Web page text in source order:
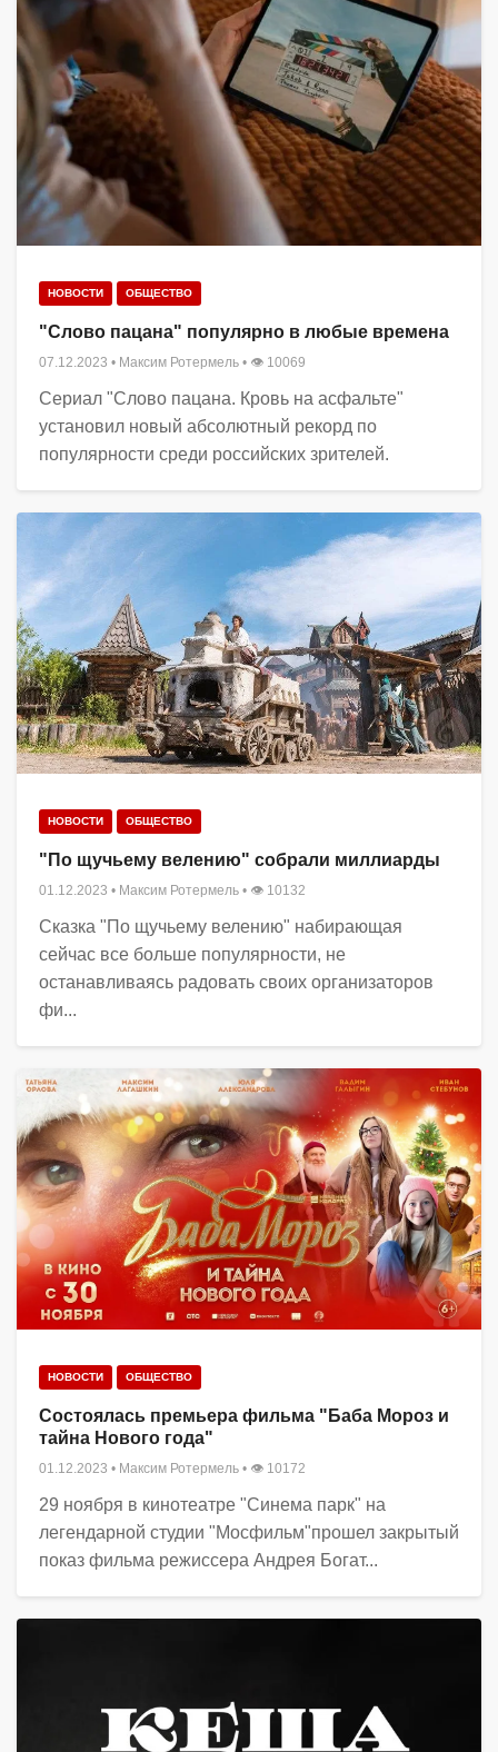
НОВОСТИ ОБЩЕСТВО
"Слово пацана" популярно в любые времена
07.12.2023 • Максим Ротермель • 👁 10069
Сериал "Слово пацана. Кровь на асфальте"
установил новый абсолютный рекорд по
популярности среди российских зрителей.
НОВОСТИ ОБЩЕСТВО
"По щучьему велению" собрали миллиарды
01.12.2023 • Максим Ротермель • 👁 10132
Сказка "По щучьему велению" набирающая
сейчас все больше популярности, не
останавливаясь радовать своих организаторов
фи...
НОВОСТИ ОБЩЕСТВО
Состоялась премьера фильма "Баба Мороз и
тайна Нового года"
01.12.2023 • Максим Ротермель • 👁 10172
29 ноября в кинотеатре "Синема парк" на
легендарной студии "Мосфильм"прошел закрытый
показ фильма режиссера Андрея Богат...